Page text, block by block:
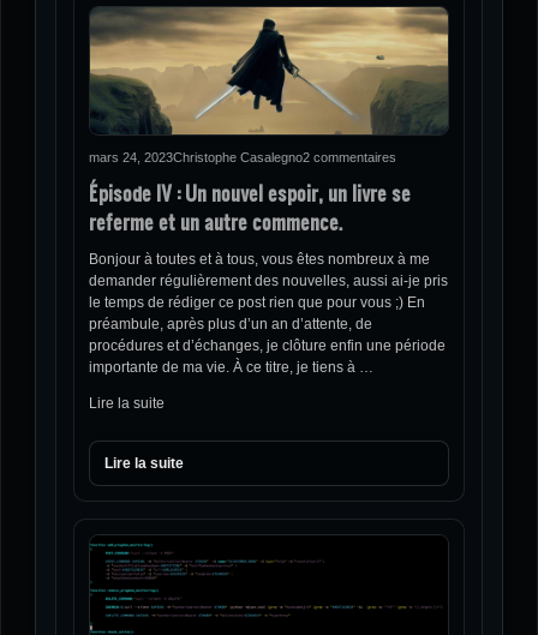
mars 24, 2023Christophe Casalegno2 commentaires
Épisode IV : Un nouvel espoir, un livre se
referme et un autre commence.
Bonjour à toutes et à tous, vous êtes nombreux à me
demander régulièrement des nouvelles, aussi ai-je pris
le temps de rédiger ce post rien que pour vous ;) En
préambule, après plus d’un an d’attente, de
procédures et d’échanges, je clôture enfin une période
importante de ma vie. À ce titre, je tiens à …
Lire la suite
Lire la suite